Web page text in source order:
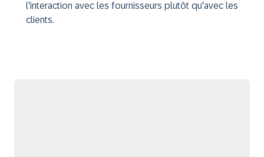
l'interaction avec les fournisseurs plutôt qu'avec les
clients.